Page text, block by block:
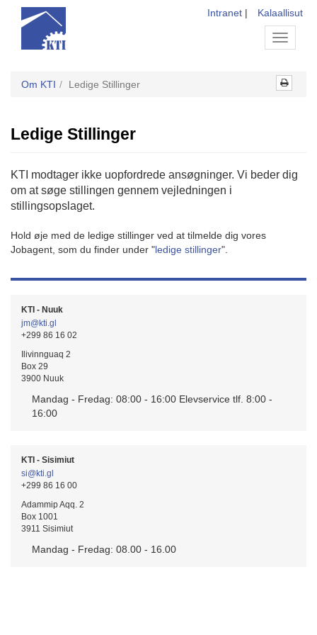
Toggle
Intranet | Kalaallisut
Om KTI Ledige Stillinger
Ledige Stillinger
KTI modtager ikke uopfordrede ansøgninger. Vi beder dig
om at søge stillingen gennem vejledningen i
stillingsopslaget.
Hold øje med de ledige stillinger ved at tilmelde dig vores
Jobagent, som du finder under "ledige stillinger".
KTI - Nuuk
jm@kti.gl
+299 86 16 02
Ilivinnguaq 2
Box 29
3900 Nuuk
Mandag - Fredag: 08:00 - 16:00 Elevservice tlf. 8:00 -
16:00
KTI - Sisimiut
si@kti.gl
+299 86 16 00
Adammip Aqq. 2
Box 1001
3911 Sisimiut
Mandag - Fredag: 08.00 - 16.00